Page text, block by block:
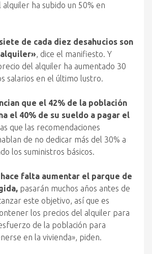
ha subido un 50% en
de cada diez desahucios son
, dice el manifiesto. Y
del alquiler ha aumentado 30
salarios en el último lustro.
que el 42% de la población
el 40% de su sueldo a pagar el
que las recomendaciones
de no dedicar más del 30% a
los suministros básicos.
hace falta aumentar el parque de
pasarán muchos años antes de
este objetivo, así que es
los precios del alquiler para
de la población para
en la vivienda», piden.